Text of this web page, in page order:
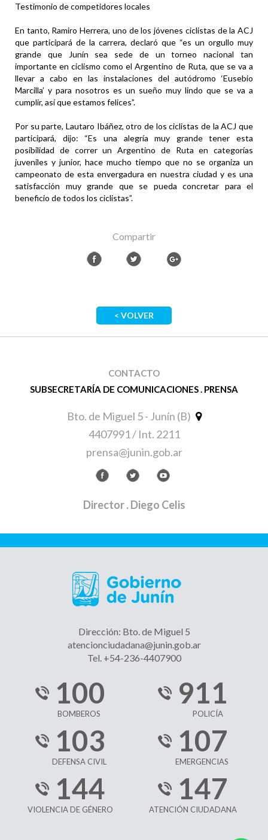
Testimonio de competidores locales
En tanto, Ramiro Herrera, uno de los jóvenes ciclistas de la ACJ
que participará de la carrera, declaró que “es un orgullo muy
grande que Junín sea sede de un torneo nacional tan
importante en ciclismo como el Argentino de Ruta, que se va a
llevar a cabo en las instalaciones del autódromo ‘Eusebio
Marcilla’ y para nosotros es un sueño muy lindo que se va a
cumplir, así que estamos felices”.
Por su parte, Lautaro Ibáñez, otro de los ciclistas de la ACJ que
participará, dijo: “Es una alegría muy grande tener esta
posibilidad de correr un Argentino de Ruta en categorías
juveniles y junior, hace mucho tiempo que no se organiza un
campeonato de esta envergadura en nuestra ciudad y es una
satisfacción muy grande que se pueda concretar para el
beneficio de todos los ciclistas”.
Compartir
< VOLVER
CONTACTO
SUBSECRETARÍA DE COMUNICACIONES . PRENSA
Bto. de Miguel 5 - Junín (B)
4407991 / Int. 2211
prensa@junin.gob.ar
Director. Diego Celis
Dirección: Bto. de Miguel 5
atencionciudadana@junin.gob.ar
Tel. +54-236-4407900
100
BOMBEROS
911
POLICÍA
103
DEFENSA CIVIL
107
EMERGENCIAS
144
VIOLENCIA DE GÉNERO
147
ATENCIÓN CIUDADANA